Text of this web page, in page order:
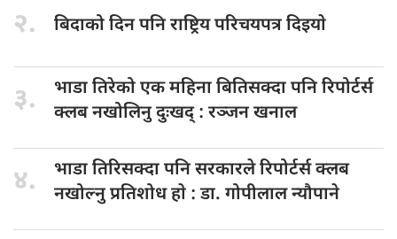
२. बिदाको दिनपनि राष्ट्रिय परिचयपत्र दिइयाे
३. भाडा तिरेकोएक महिना बितिसक्दा पनि रिपोर्टर्स
क्लब नखोलिनु दुःखद् : रञ्जन खनाल
४. भाडा तिरिसक्दापनि सरकारले रिपोर्टर्स क्लब
नखोल्नु प्रतिशोध हाे : डा‍‍‍. गोपीलाल न्यौपाने